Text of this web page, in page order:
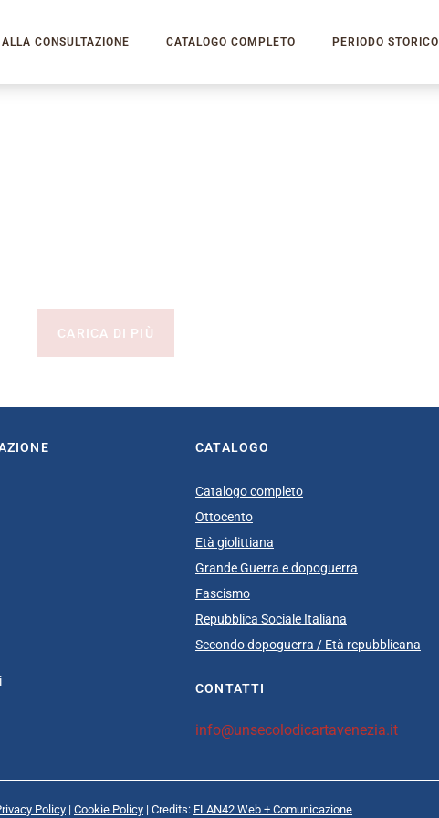
CONSULTAZIONE CATALOGO COMPLETO PERIODO STORICO
CARICA DI PIÙ
CATALOGO
Catalogo completo
Ottocento
Età giolittiana
Grande Guerra e dopoguerra
Fascismo
Repubblica Sociale Italiana
Secondo dopoguerra / Età repubblicana
CONTATTI
info@unsecolodicartavenezia.it
Policy | Cookie Policy | Credits: ELAN42 Web + Comunicazione